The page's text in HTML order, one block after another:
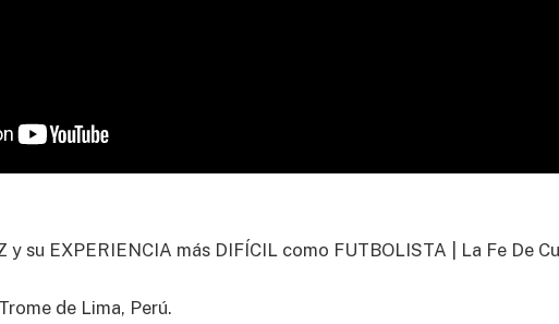
y su EXPERIENCIA más DIFÍCIL como FUTBOLISTA | La Fe De
de Lima, Perú.